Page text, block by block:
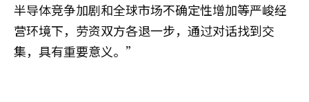
半导体竞争加剧和全球市场不确定性增加等严峻经
营环境下，劳资双方各退一步，通过对话找到交
集，具有重要意义。”